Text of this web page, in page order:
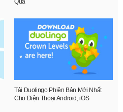
Quả
Tải Duolingo Phiên Bản Mới Nhất
Cho Điện Thoại Android, iOS